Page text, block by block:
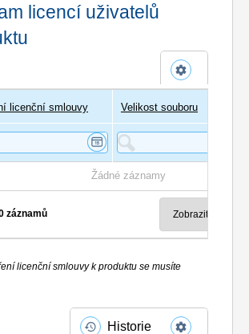
licencí uživatelů
licenční smlouvy Velikost souboru
Žádné záznamy
záznamů
licenční smlouvy k produktu se musíte
Historie